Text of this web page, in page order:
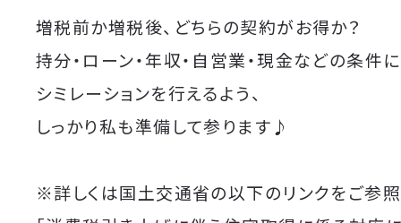
増税前か増税後、どちらの契約がお得か？
持分・ローン・年収・自営業・現金などの条件
シミレーションを行えるよう、
しっかり私も準備して参ります♪
※詳しくは国土交通省の以下のリンクをご参照